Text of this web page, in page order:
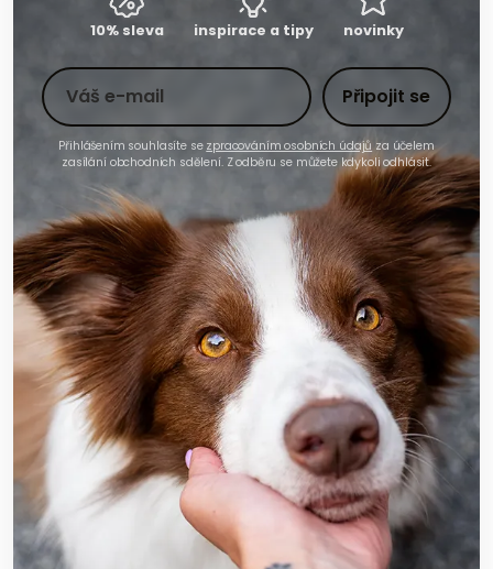
10% sleva inspirace a tipy novinky
Toto pole nevyplňujteVáš e-mail
Připojit se
Přihlášením souhlasíte se zpracováním osobních údajů za účelem
zasílání obchodních sdělení. Z odběru se můžete kdykoli odhlásit.